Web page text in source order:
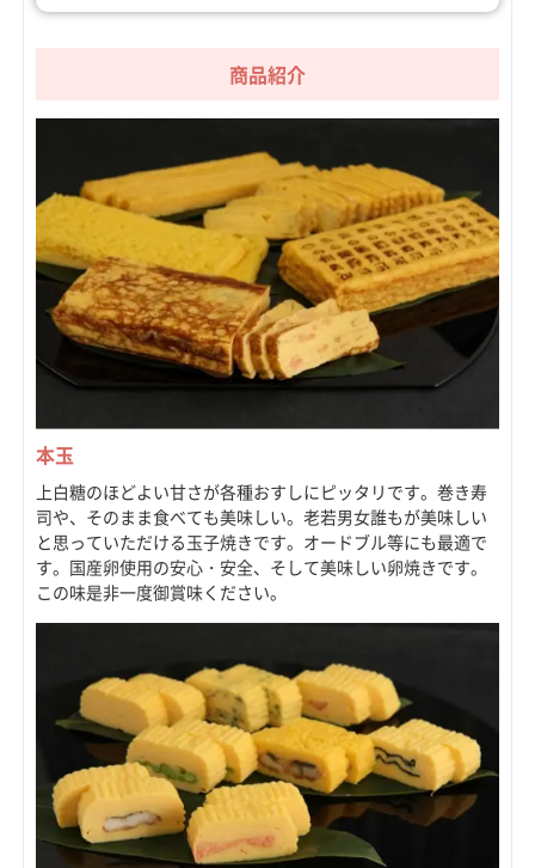
商品紹介
本玉
上白糖のほどよい甘さが各種おすしにピッタリです。巻き寿
司や、そのまま食べても美味しい。老若男女誰もが美味しい
と思っていただける玉子焼きです。オードブル等にも最適で
す。国産卵使用の安心・安全、そして美味しい卵焼きです。
この味是非一度御賞味ください。